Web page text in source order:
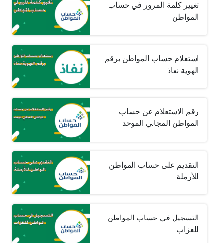
تغيير كلمة المرور في حساب
المواطن
استعلام حساب المواطن برقم
الهوية نفاذ
رقم الاستعلام عن حساب
المواطن المجاني الموحد
التقديم على حساب المواطن
للأرملة
التسجيل في حساب المواطن
للعزاب